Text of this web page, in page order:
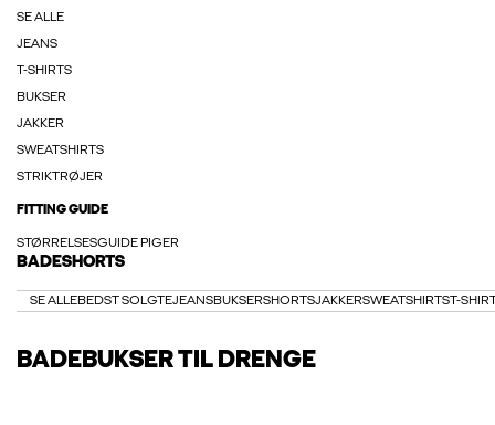
SE ALLE
JEANS
T-SHIRTS
BUKSER
JAKKER
SWEATSHIRTS
STRIKTRØJER
FITTING GUIDE
STØRRELSESGUIDE PIGER
BADESHORTS
SE ALLEBEDST SOLGTEJEANSBUKSERSHORTSJAKKERSWEATSHIRTST-
BADEBUKSER TIL DRENGE